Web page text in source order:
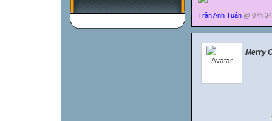
Trần Anh Tuấn @
Merry